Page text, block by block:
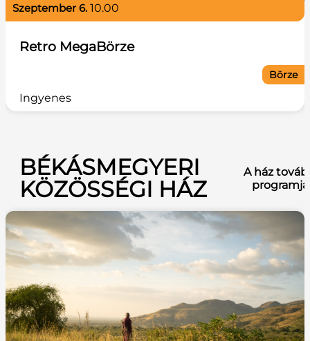
Retro MegaBörze
szeptember 6. 10.00
Ingyenes
Börze
BÉKÁSMEGYERI
KÖZÖSSÉGI HÁZ
A ház